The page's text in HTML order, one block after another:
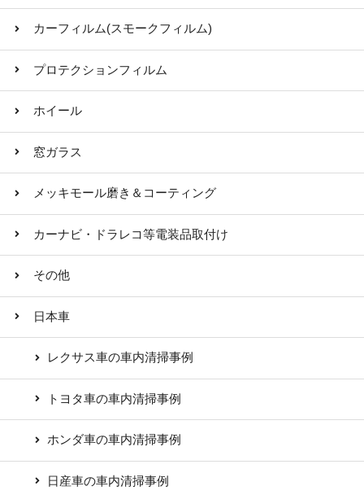
カーフィルム(スモークフィルム)
プロテクションフィルム
ホイール
窓ガラス
メッキモール磨き＆コーティング
カーナビ・ドラレコ等電装品取付け
その他
日本車
レクサス車の車内清掃事例
トヨタ車の車内清掃事例
ホンダ車の車内清掃事例
日産車の車内清掃事例